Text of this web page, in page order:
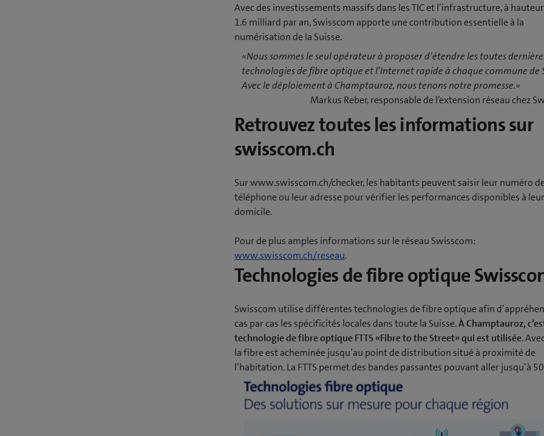
Avec des investissements massifs dans les TIC et l’infrastructure, à hauteur
1.6 milliard par an, Swisscom apporte une contribution essentielle à la
numérisation de la Suisse.
«Nous sommes le seul opérateur à proposer d’étendre les toutes
technologies de fibre optique et l’Internet rapide à chaque commune de
Avec le déploiement à Champtauroz, nous tenons notre promesse.»
Markus Reber, responsable de l’extension réseau chez
Retrouvez toutes les informations sur
swisscom.ch
Sur www.swisscom.ch/checker, les habitants peuvent saisir leur numéro
téléphone ou leur adresse pour vérifier les performances disponibles à leur
domicile.
Pour de plus amples informations sur le réseau Swisscom:
www.swisscom.ch/reseau.
Technologies de fibre optique
Swisscom utilise différentes technologies de fibre optique afin
cas par cas les spécificités locales dans toute la Suisse.À Champtauroz,
technologie de fibre optique FTTS «Fibre to the Street» qui est utilisée.
la fibre est acheminée jusqu’au point de distribution situé à proximité de
l’habitation. La FTTS permet des bandes passantes pouvant aller jusqu’à